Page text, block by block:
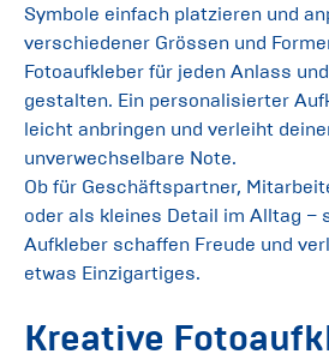
Symbole einfach platzieren und
verschiedener Grössen und
Fotoaufkleber für jeden Anlass
gestalten. Ein personalisierter
leicht anbringen und verleiht
unverwechselbare Note.
Ob für Geschäftspartner,
oder als kleines Detail im Alltag –
Aufkleber schaffen Freude und
etwas Einzigartiges.
Kreative